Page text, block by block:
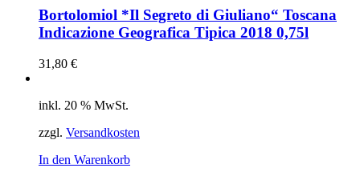
Bortolomiol *Il Segreto di Giuliano“ Toscana
Indicazione Geografica Tipica 2018 0,75l
31,80 €
inkl. 20 % MwSt.
zzgl. Versandkosten
In den Warenkorb